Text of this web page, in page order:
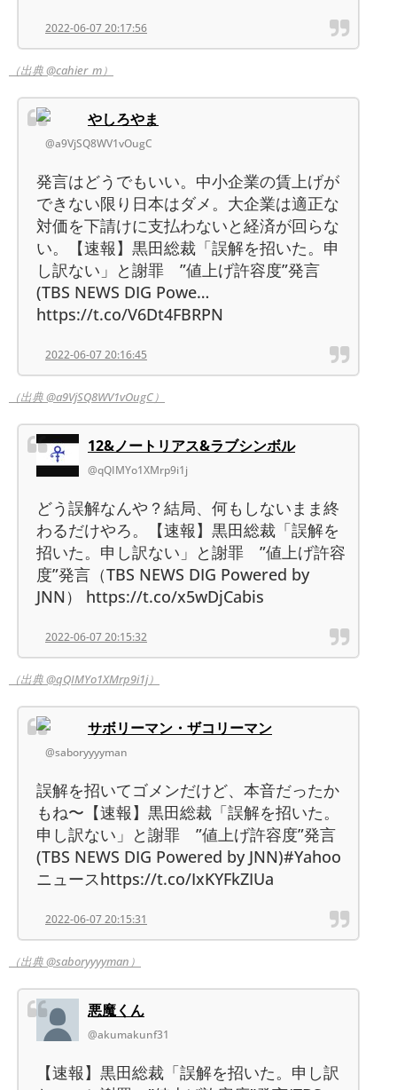
2022-06-07 20:17:56
（出典 @cahier_m）
やしろやま
@a9VjSQ8WV1vOugC
発言はどうでもいい。中小企業の賃上げが
できない限り日本はダメ。大企業は適正な
対価を下請けに支払わないと経済が回らな
い。【速報】黒田総裁「誤解を招いた。申
し訳ない」と謝罪 ”値上げ許容度”発言
(TBS NEWS DIG Powe…
https://t.co/V6Dt4FBRPN
2022-06-07 20:16:45
（出典 @a9VjSQ8WV1vOugC）
12&ノートリアス&ラブシンボル
@qQIMYo1XMrp9i1j
どう誤解なんや？結局、何もしないまま終
わるだけやろ。【速報】黒田総裁「誤解を
招いた。申し訳ない」と謝罪 ”値上げ許容
度”発言（TBS NEWS DIG Powered by
JNN） https://t.co/x5wDjCabis
2022-06-07 20:15:32
（出典 @qQIMYo1XMrp9i1j）
サボリーマン・ザコリーマン
@saboryyyyman
誤解を招いてゴメンだけど、本音だったか
もね〜【速報】黒田総裁「誤解を招いた。
申し訳ない」と謝罪 ”値上げ許容度”発言
(TBS NEWS DIG Powered by JNN)#Yahoo
ニュースhttps://t.co/IxKYFkZIUa
2022-06-07 20:15:31
（出典 @saboryyyyman）
悪魔くん
@akumakunf31
【速報】黒田総裁「誤解を招いた。申し訳